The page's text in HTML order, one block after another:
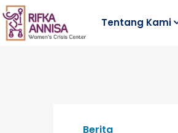
Tentang Kami
Berita